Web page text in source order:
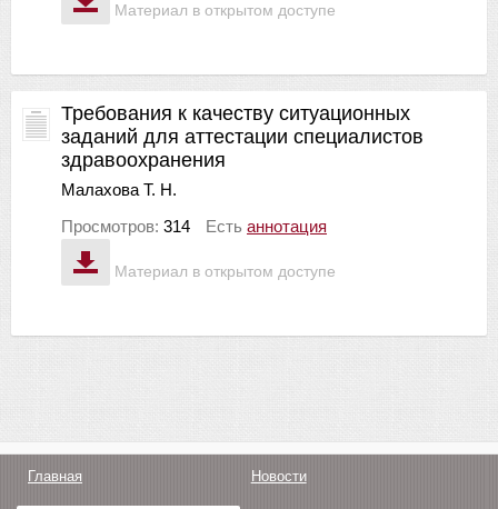
Материал в открытом доступе
Материал в открытом доступе
Требования к качеству ситуационных
заданий для аттестации специалистов
здравоохранения
Малахова Т. Н.
Просмотров: 314 Есть аннотация
Главная Новости